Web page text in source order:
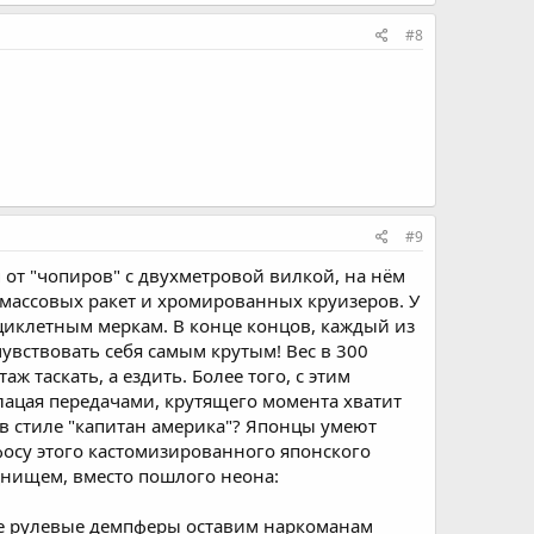
#8
#9
"чопиров" с двухметровой вилкой, на нём
ракет и хромированных круизеров. У
меркам. В конце концов, каждый из
себя самым крутым! Вес в 300
таскать, а ездить. Более того, с этим
передачами, крутящего момента хватит
стиле "капитан америка"? Японцы умеют
этого кастомизированного японского
вместо пошлого неона:
рулевые демпферы оставим наркоманам